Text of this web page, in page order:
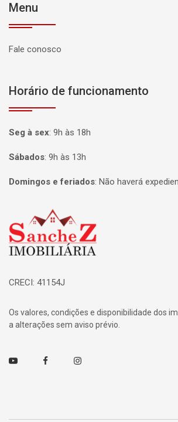
Menu
Fale conosco
Horário de funcionamento
Seg à sex: 9h às 18h
Sábados: 9h às 13h
Domingos e feriados: Não haverá
Página inicial
CRECI: 41154J
Os valores, condições e disponibilidade dos
a alterações sem aviso prévio.
Youtube FacebookInstagram